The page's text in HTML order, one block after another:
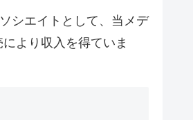
シエイトとして、当メデ
より収入を得ていま